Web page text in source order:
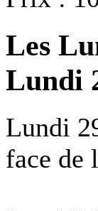
Les
Lundi
Lundi
face de